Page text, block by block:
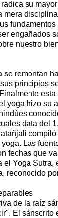
su
mera
fundamentos
engañados
nuestro
se remontan
principios
esta
yoga hizo su
data del
compiló
Las
fechas que
el Yoga Sutra,
reconocido
de la raíz
El sánscrito